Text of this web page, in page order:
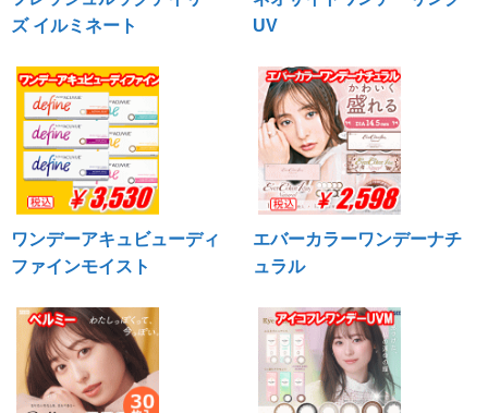
ズ イルミネート
UV
ワンデーアキュビューディ
ファインモイスト
エバーカラーワンデーナチ
ュラル